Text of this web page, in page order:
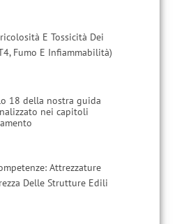
E Tossicità Dei
Fumo E Infiammabilità)
18 della nostra guida
nei capitoli
Attrezzature
Delle Strutture Edili